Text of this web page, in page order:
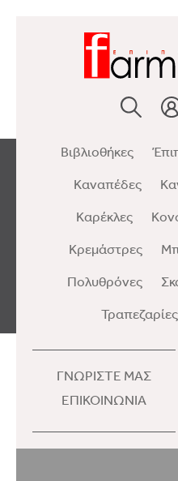
Βιβλιοθήκες
Καναπέδες
Καρέκλες
Κρεμάστρες
Πολυθρόνες
Τραπεζαρίες
ΓΝΩΡΙΣΤΕ ΜΑΣ
ΕΠΙΚΟΙΝΩΝΙΑ